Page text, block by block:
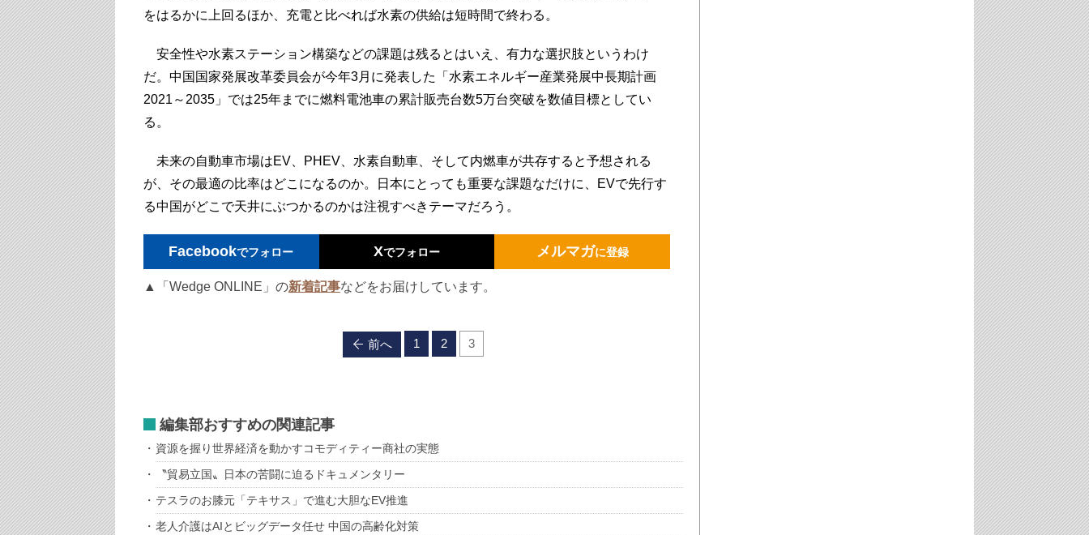
をはるかに上回るほか、充電と比べれば水素の供給は短時間で終わる。
安全性や水素ステーション構築などの課題は残るとはいえ、有力な選択肢というわけ
だ。中国国家発展改革委員会が今年3月に発表した「水素エネルギー産業発展中長期計画
2021～2035」では25年までに燃料電池車の累計販売台数5万台突破を数値目標としてい
る。
未来の自動車市場はEV、PHEV、水素自動車、そして内燃車が共存すると予想される
が、その最適の比率はどこになるのか。日本にとっても重要な課題なだけに、EVで先行す
る中国がどこで天井にぶつかるのかは注視すべきテーマだろう。
Facebookでフォロー Xでフォロー メルマガに登録
▲「Wedge ONLINE」の新着記事などをお届けしています。
前へ 1 2 3
編集部おすすめの関連記事
資源を握り世界経済を動かすコモディティー商社の実態
〝貿易立国〟日本の苦闘に迫るドキュメンタリー
テスラのお膝元「テキサス」で進む大胆なEV推進
老人介護はAIとビッグデータ任せ 中国の高齢化対策